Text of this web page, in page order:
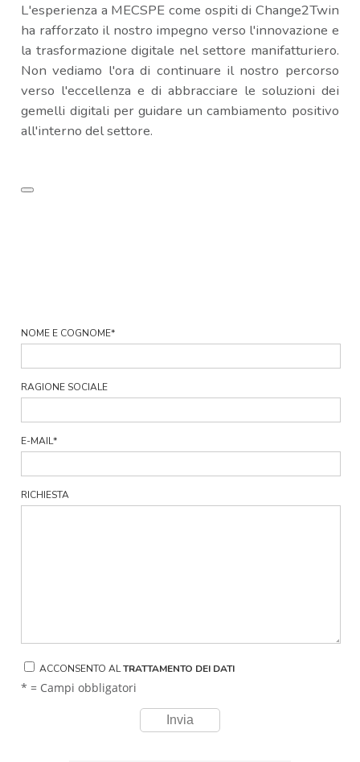
L'esperienza a MECSPE come ospiti di Change2Twin
ha rafforzato il nostro impegno verso l'innovazione e
la trasformazione digitale nel settore manifatturiero.
Non vediamo l'ora di continuare il nostro percorso
verso l'eccellenza e di abbracciare le soluzioni dei
gemelli digitali per guidare un cambiamento positivo
all'interno del settore.
NOME E COGNOME*
RAGIONE SOCIALE
E-MAIL*
RICHIESTA
ACCONSENTO ALTRATTAMENTO DEI DATI
* = Campi obbligatori